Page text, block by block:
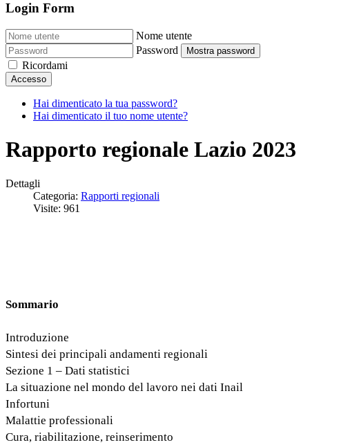
Login Form
Nome utente
Password
Mostra password
Ricordami
Accesso
Hai dimenticato la tua password?
Hai dimenticato il tuo nome utente?
Rapporto regionale Lazio 2023
Dettagli
Categoria: Rapporti regionali
Visite: 961
Sommario
Introduzione
Sintesi dei principali andamenti regionali
Sezione 1 – Dati statistici
La situazione nel mondo del lavoro nei dati Inail
Infortuni
Malattie professionali
Cura, riabilitazione, reinserimento